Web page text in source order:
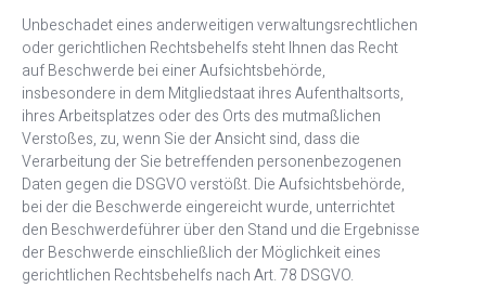
Unbeschadet eines anderweitigen verwaltungsrechtlichen
oder gerichtlichen Rechtsbehelfs steht Ihnen das Recht
auf Beschwerde bei einer Aufsichtsbehörde,
insbesondere in dem Mitgliedstaat ihres Aufenthaltsorts,
ihres Arbeitsplatzes oder des Orts des mutmaßlichen
Verstoßes, zu, wenn Sie der Ansicht sind, dass die
Verarbeitung der Sie betreffenden personenbezogenen
Daten gegen die DSGVO verstößt. Die Aufsichtsbehörde,
bei der die Beschwerde eingereicht wurde, unterrichtet
den Beschwerdeführer über den Stand und die Ergebnisse
der Beschwerde einschließlich der Möglichkeit eines
gerichtlichen Rechtsbehelfs nach Art. 78 DSGVO.